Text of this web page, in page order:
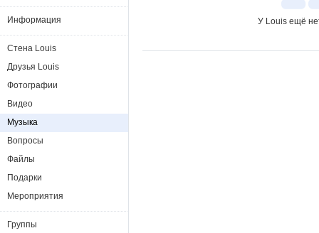
У Louis ещё
Информация
Стена Louis
Друзья Louis
Фотографии
Видео
Музыка
Вопросы
Файлы
Подарки
Мероприятия
Группы